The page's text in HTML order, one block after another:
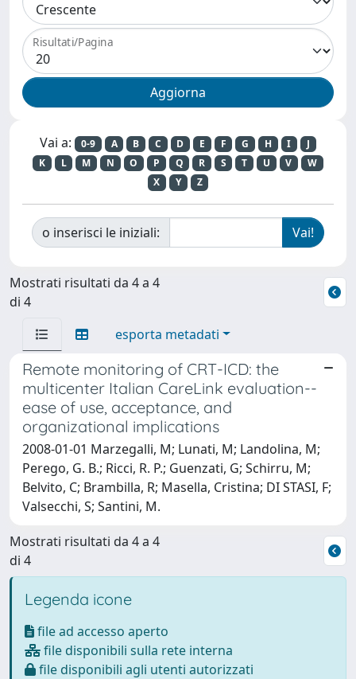
Risultati/Pagina
Vai a: 0-9 A B C D E F G H I
J
K
L M N O P Q R S T U V
W
X
Y Z
o inserisci le iniziali:
Mostrati risultati da 4 a 4
di 4
esporta metadati
Remote monitoring of CRT-ICD: the
multicenter Italian CareLink evaluation--
ease of use, acceptance, and
organizational implications
2008-01-01 Marzegalli, M; Lunati, M; Landolina, M;
Perego, G. B.; Ricci, R. P.; Guenzati, G; Schirru, M;
Belvito, C; Brambilla, R; Masella, Cristina; DI STASI, F;
Valsecchi, S; Santini, M.
Mostrati risultati da 4 a 4
di 4
Legenda icone
file ad accesso aperto
file disponibili sulla rete interna
file disponibili agli utenti autorizzati